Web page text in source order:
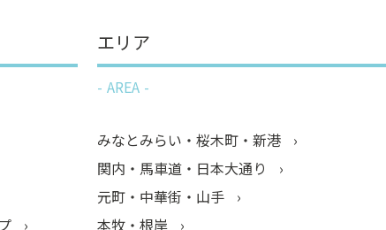
エリア
AREA
みなとみらい・桜木町・新港
関内・馬車道・日本大通り
元町・中華街・山手
本牧・根岸